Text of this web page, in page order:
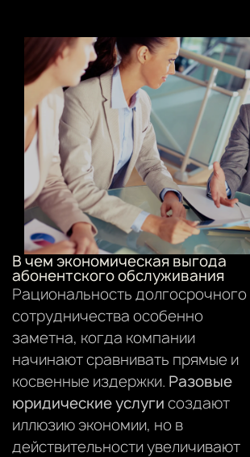
В чем экономическая выгода
абонентского обслуживания
Рациональность долгосрочного
сотрудничества особенно
заметна, когда компании
начинают сравнивать прямые и
косвенные издержки. Разовые
юридические услуги создают
иллюзию экономии, но в
действительности увеличивают